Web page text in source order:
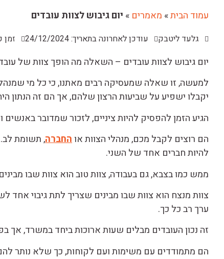
עמוד הבית» מאמרים » יום גיבוש לצוות עובדים
גלעד ליטבק עודכן לאחרונה בתאריך: 24/12/2024 זמן
יום גיבוש לצוות עובדים – השאלה מה הופך צוות של
למעשה, זו שאלה שמעסיקה רבים מאתנו, כי כל מי
יקבלו ישפיע על שביעות הרצון שלהם, אך הם זה הנתון
הגיע הזמן להפסיק להיות ציניים, לזכור שמדובר באנשים
הם רוצים לקבל מכם, מנהלי הצוות אוהחברה, תשומת
להיות חברים אחד של השני.
ממש כמו בצבא, גם בעבודה, צוות טוב הוא צוות שבו
צוות מנצח הוא צוות שבו מבינים שצריך לתת גיבוי אחד
ערך רב כל כך.
זה נכון העובדים מבלים שעות ארוכות ביחד במשרד, אך
הם מתמודדים עם משימות ועם לקוחות, כך שלא נותר